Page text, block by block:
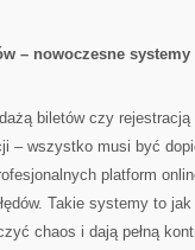
– nowoczesne
biletów czy
– wszystko musi być
platform
Takie systemy to
chaos i dają pełną